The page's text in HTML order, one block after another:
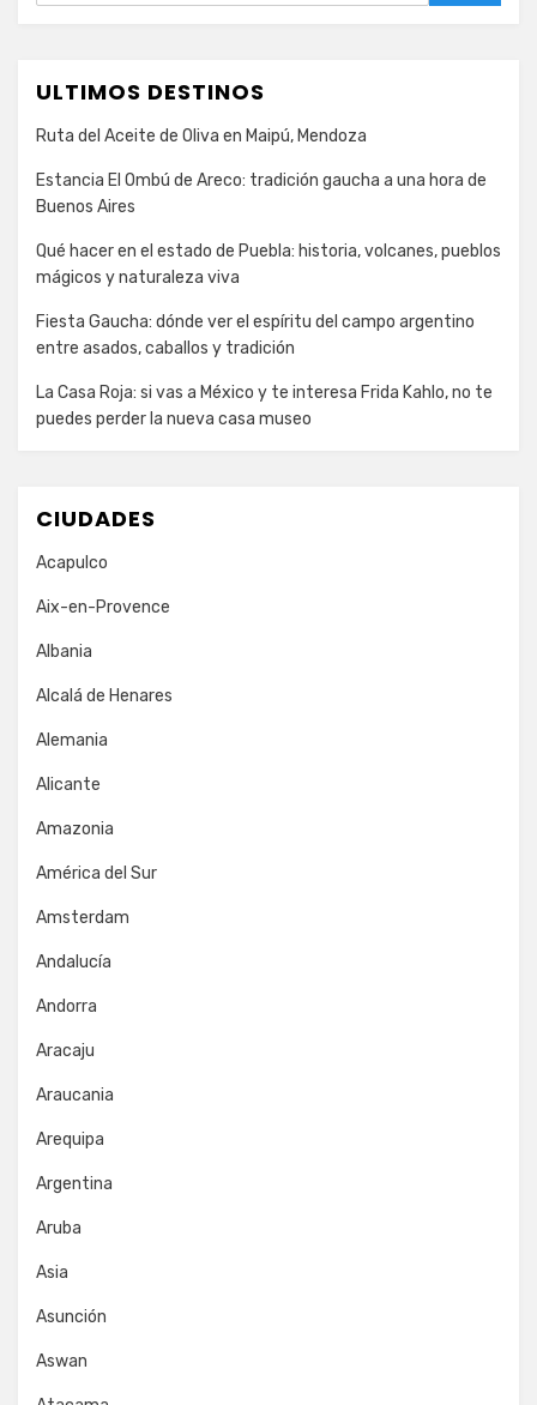
ULTIMOS DESTINOS
Ruta del Aceite de Oliva en Maipú, Mendoza
Estancia El Ombú de Areco: tradición gaucha a una hora de
Buenos Aires
Qué hacer en el estado de Puebla: historia, volcanes, pueblos
mágicos y naturaleza viva
Fiesta Gaucha: dónde ver el espíritu del campo argentino
entre asados, caballos y tradición
La Casa Roja: si vas a México y te interesa Frida Kahlo, no te
puedes perder la nueva casa museo
CIUDADES
Acapulco
Aix-en-Provence
Albania
Alcalá de Henares
Alemania
Alicante
Amazonia
América del Sur
Amsterdam
Andalucía
Andorra
Aracaju
Araucania
Arequipa
Argentina
Aruba
Asia
Asunción
Aswan